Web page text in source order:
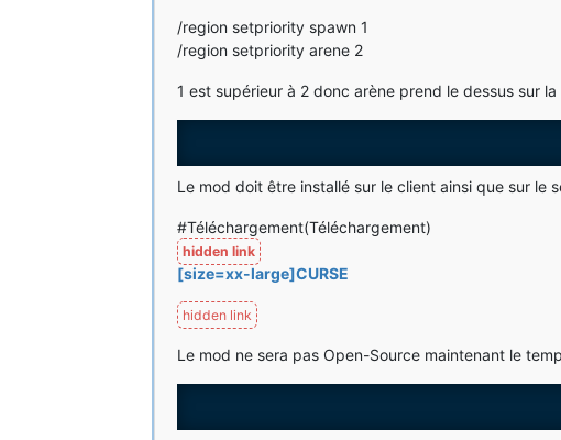
/region setpriority spawn 1
/region setpriority arene 2
1 est supérieur à 2 donc arène prend le dessus sur
Le mod doit être installé sur le client ainsi que sur le
#Téléchargement(Téléchargement)
[size=xx-large]CURSE
Le mod ne sera pas Open-Source maintenant le